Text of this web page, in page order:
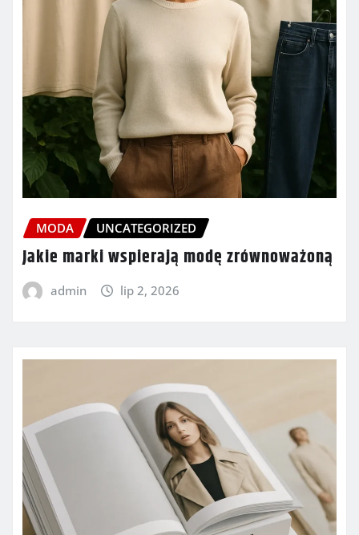
MODA UNCATEGORIZED
Jakie marki wspierają modę zrównoważoną
admin lip 2, 2026